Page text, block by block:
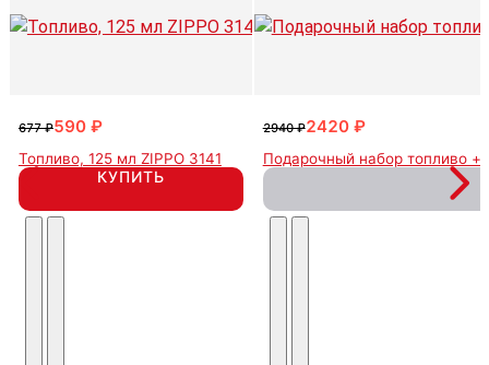
677 ₽590 ₽
Топливо, 125 мл ZIPPO 3141
КУПИТЬ
2940 ₽2420 ₽
Подарочный набор топливо +